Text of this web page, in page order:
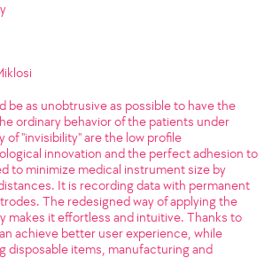
be as unobtrusive as possible to have the
ordinary behavior of the patients under
of "invisibility" are the low profile
innovation and the perfect adhesion to
to minimize medical instrument size by
It is recording data with permanent
The redesigned way of applying the
makes it effortless and intuitive. Thanks to
achieve better user experience, while
disposable items, manufacturing and